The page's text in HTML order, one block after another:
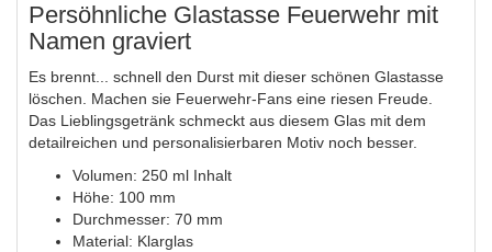
Persöhnliche Glastasse Feuerwehr mit
Namen graviert
Es brennt... schnell den Durst mit dieser schönen Glastasse
löschen. Machen sie Feuerwehr-Fans eine riesen Freude.
Das Lieblingsgetränk schmeckt aus diesem Glas mit dem
detailreichen und personalisierbaren Motiv noch besser.
Volumen: 250 ml Inhalt
Höhe: 100 mm
Durchmesser: 70 mm
Material: Klarglas